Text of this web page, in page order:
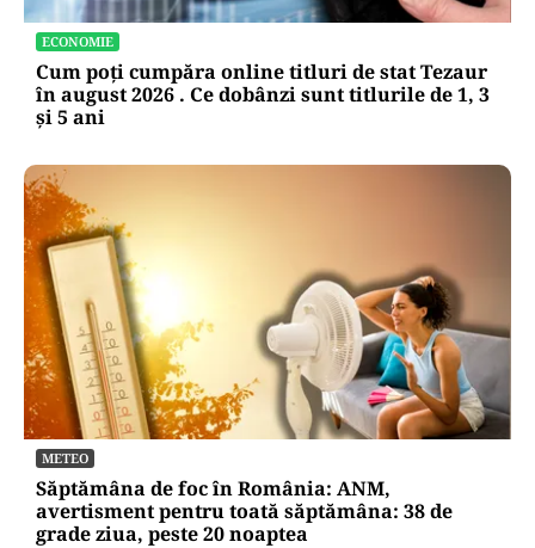
ECONOMIE
Cum poți cumpăra online titluri de stat Tezaur
în august 2026 . Ce dobânzi sunt titlurile de 1, 3
și 5 ani
METEO
Săptămâna de foc în România: ANM,
avertisment pentru toată săptămâna: 38 de
grade ziua, peste 20 noaptea